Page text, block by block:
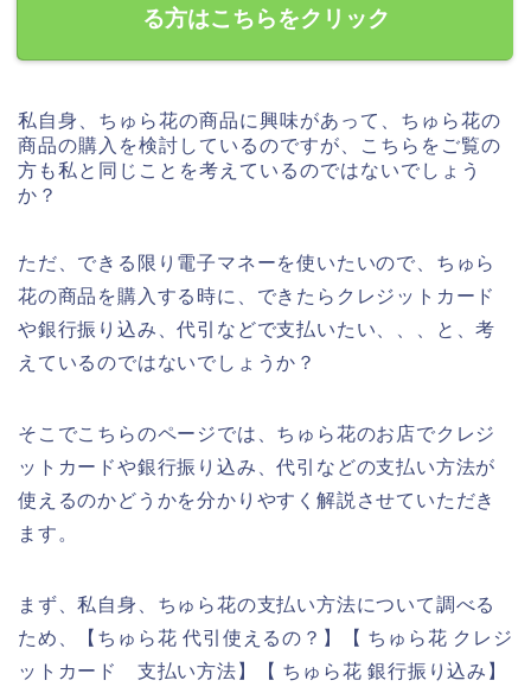
る方はこちらをクリック
私自身、ちゅら花の商品に興味があって、ちゅら花の
商品の購入を検討しているのですが、こちらをご覧の
方も私と同じことを考えているのではないでしょう
か？
ただ、できる限り電子マネーを使いたいので、ちゅら
花の商品を購入する時に、できたらクレジットカード
や銀行振り込み、代引などで支払いたい、、、と、考
えているのではないでしょうか？
そこでこちらのページでは、ちゅら花のお店でクレジ
ットカードや銀行振り込み、代引などの支払い方法が
使えるのかどうかを分かりやすく解説させていただき
ます。
まず、私自身、ちゅら花の支払い方法について調べる
ため、【ちゅら花 代引使えるの？】【 ちゅら花 クレジ
ットカード 支払い方法】【 ちゅら花 銀行振り込み】